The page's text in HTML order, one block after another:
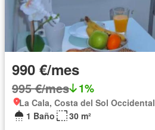
990 €/mes
995 €/mes 1%
La Cala, Costa del Sol Occidental
1 Baño
30 m²